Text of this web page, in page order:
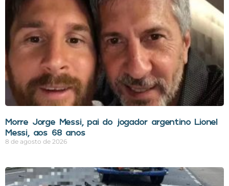
Morre Jorge Messi, pai do jogador argentino Lionel
Messi, aos 68 anos
8 de agosto de 2026